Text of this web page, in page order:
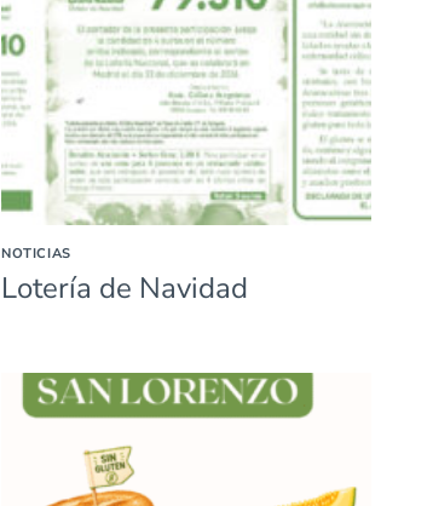
NOTICIAS
Lotería de Navidad